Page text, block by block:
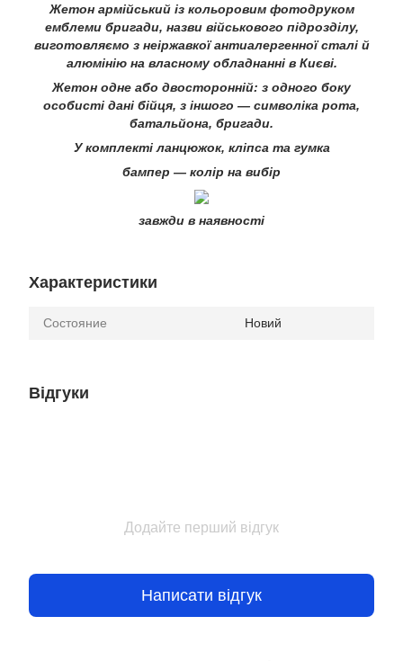
Жетон армійський із кольоровим фотодруком
емблеми бригади, назви військового підрозділу,
виготовляємо з неіржавкої антиалергенної сталі й
алюмінію на власному обладнанні в Києві.
Жетон одне або двосторонній: з одного боку
особисті дані бійця, з іншого — символіка рота,
батальйона, бригади.
У комплекті ланцюжок, кліпса та гумка
бампер — колір на вибір
завжди в наявності
Характеристики
Состояние Новий
Відгуки
Додайте перший відгук
Написати відгук